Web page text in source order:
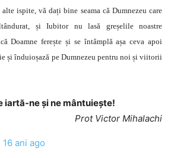
ispite, vă dați bine seama că Dumnezeu care
și Iubitor nu lasă greșelile noastre
Doamne ferește și se întâmplă așa ceva apoi
și înduioșază pe Dumnezeu pentru noi și viitorii
iartă-ne şi ne mântuieşte!
Prot Victor Mihalachi
16 ani ago